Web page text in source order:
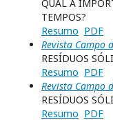
QUAL A
TEMPOS?
Resumo PDF
Revista Campo
RESÍDUOS
Resumo PDF
Revista Campo
RESÍDUOS
Resumo PDF